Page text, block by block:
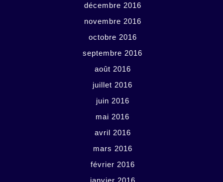
décembre 2016
novembre 2016
octobre 2016
septembre 2016
août 2016
juillet 2016
juin 2016
mai 2016
avril 2016
mars 2016
février 2016
janvier 2016